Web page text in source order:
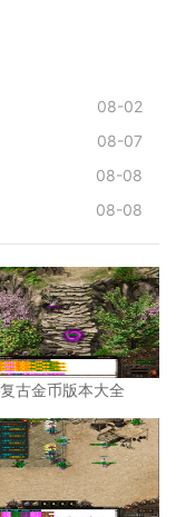
08-02
08-07
08-08
08-08
古金币版本大全